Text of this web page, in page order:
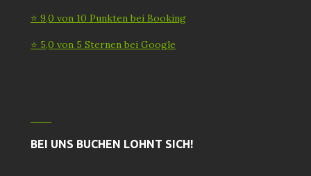
⭐ 9,0 von 10 Punkten bei Booking
⭐ 5,0 von 5 Sternen bei Google
BEI UNS BUCHEN LOHNT SICH!